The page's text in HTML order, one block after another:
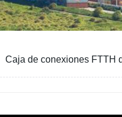
Caja de conexiones FTTH